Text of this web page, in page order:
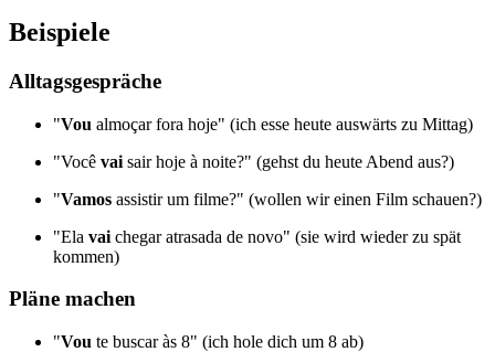
Beispiele
Alltagsgespräche
"Vou almoçar fora hoje" (ich esse heute auswärts zu Mittag)
"Você vai sair hoje à noite?" (gehst du heute Abend aus?)
"Vamos assistir um filme?" (wollen wir einen Film schauen?)
"Ela vai chegar atrasada de novo" (sie wird wieder zu spät
kommen)
Pläne machen
"Vou te buscar às 8" (ich hole dich um 8 ab)